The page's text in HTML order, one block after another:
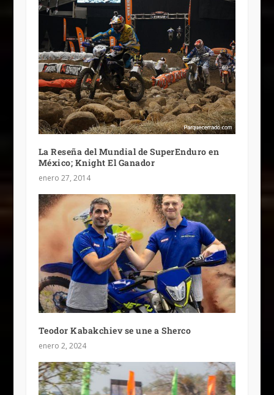
La Reseña del Mundial de SuperEnduro en
México; Knight El Ganador
enero 27, 2014
Teodor Kabakchiev se une a Sherco
enero 2, 2024